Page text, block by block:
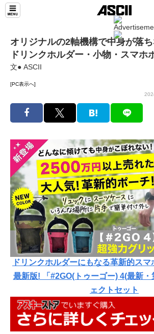
オリジナルの2軸機構で中身が落
ドリンクホルダー・小物・スマホ
文● ASCII
[PC表示へ]
ドリンクホルダーにもなる革新的スマ
最新版! 「#2GO(トゥーゴー) 4(最新
ェクトセット